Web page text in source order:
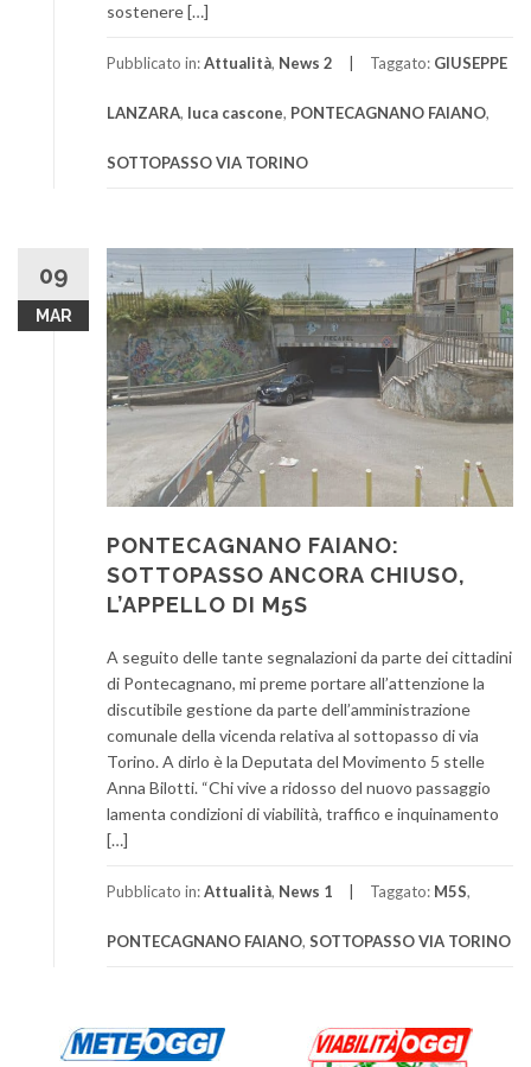
sostenere […]
Pubblicato in:Attualità, News 2 Taggato: GIUSEPPE
LANZARA, luca cascone, PONTECAGNANO FAIANO,
SOTTOPASSO VIA TORINO
09
MAR
PONTECAGNANO FAIANO:
SOTTOPASSO ANCORA CHIUSO,
L’APPELLO DI M5S
A seguito delle tante segnalazioni da parte dei cittadini
di Pontecagnano, mi preme portare all’attenzione la
discutibile gestione da parte dell’amministrazione
comunale della vicenda relativa al sottopasso di via
Torino. A dirlo è la Deputata del Movimento 5 stelle
Anna Bilotti. “Chi vive a ridosso del nuovo passaggio
lamenta condizioni di viabilità, traffico e inquinamento
[…]
Pubblicato in:Attualità, News 1 Taggato: M5S,
PONTECAGNANO FAIANO, SOTTOPASSO VIA TORINO